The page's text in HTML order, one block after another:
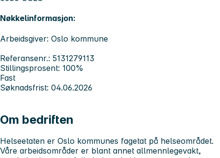
Nøkkelinformasjon:
Arbeidsgiver: Oslo kommune
Referansenr.: 5131279113
Stillingsprosent: 100%
Fast
Søknadsfrist: 04.06.2026
Om bedriften
Helseetaten er Oslo kommunes fagetat på helseområdet.
Våre arbeidsområder er blant annet allmennlegevakt,